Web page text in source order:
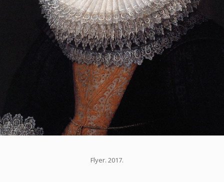
Flyer. 2017.